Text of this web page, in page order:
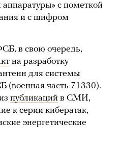
с пометкой
и с шифром
в свою очередь,
на разработку
для системы
(военная часть 71330).
публикаций в СМИ,
к серии кибератак,
энергетические